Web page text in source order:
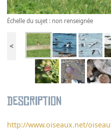
Échelle du sujet : non renseignée
<
Description
http://www.oiseaux.net/